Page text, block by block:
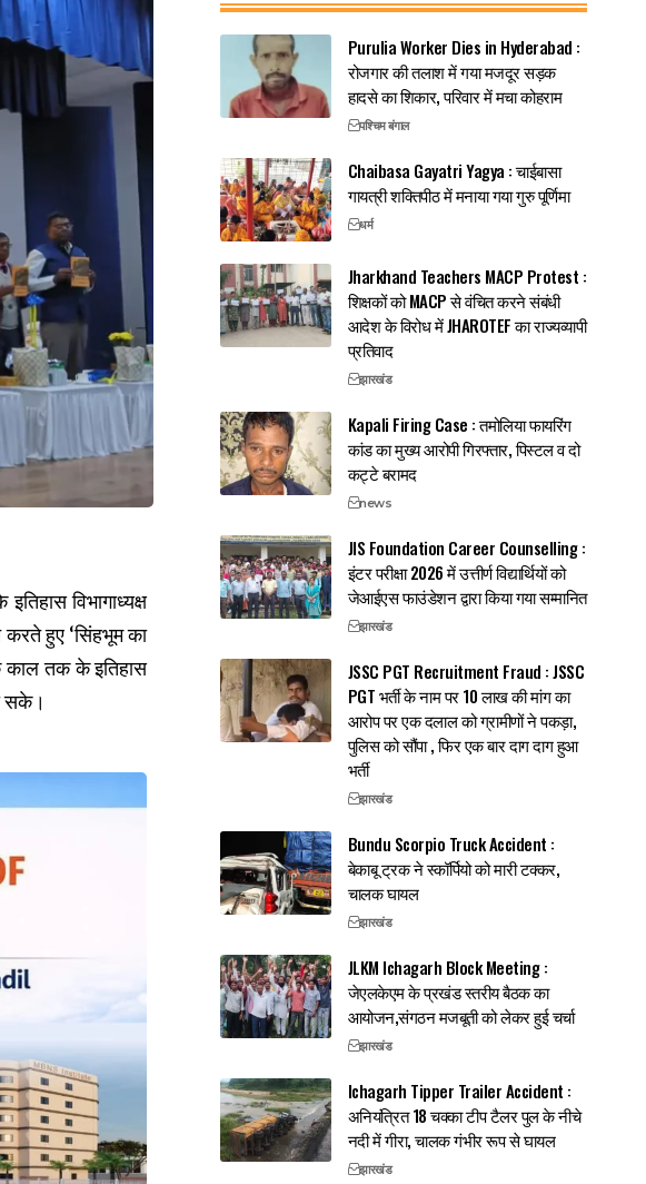
विभागाध्यक्ष
हुए ‘सिंहभूम का
काल तक के इतिहास
सके।
Purulia Worker Dies in Hyderabad :
रोजगार की तलाश में गया मजदूर सड़क
हादसे का शिकार, परिवार में मचा कोहराम
पश्चिम बंगाल
Chaibasa Gayatri Yagya : चाईबासा
गायत्री शक्तिपीठ में मनाया गया गुरु पूर्णिमा
धर्म
Jharkhand Teachers MACP Protest :
शिक्षकों को MACP से वंचित करने संबंधी
आदेश के विरोध में JHAROTEF का राज्यव्यापी
प्रतिवाद
झारखंड
Kapali Firing Case : तमोलिया फायरिंग
कांड का मुख्य आरोपी गिरफ्तार, पिस्टल व दो
कट्टे बरामद
news
JIS Foundation Career Counselling :
इंटर परीक्षा 2026 में उत्तीर्ण विद्यार्थियों को
जेआईएस फाउंडेशन द्वारा किया गया सम्मानित
झारखंड
JSSC PGT Recruitment Fraud : JSSC
PGT भर्ती के नाम पर 10 लाख की मांग का
आरोप पर एक दलाल को ग्रामीणों ने पकड़ा,
पुलिस को सौंपा , फिर एक बार दाग दाग हुआ
भर्ती
झारखंड
Bundu Scorpio Truck Accident :
बेकाबू ट्रक ने स्कॉर्पियो को मारी टक्कर,
चालक घायल
झारखंड
JLKM Ichagarh Block Meeting :
जेएलकेएम के प्रखंड स्तरीय बैठक का
आयोजन,संगठन मजबूती को लेकर हुई चर्चा
झारखंड
Ichagarh Tipper Trailer Accident :
अनियंत्रित 18 चक्का टीप टैलर पुल के नीचे
नदी में गीरा, चालक गंभीर रूप से घायल
झारखंड